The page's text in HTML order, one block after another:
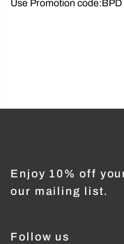
Use Promotion
Enjoy 10% off
our mailing list.
Follow us